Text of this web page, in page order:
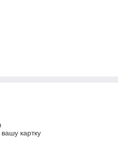
картку